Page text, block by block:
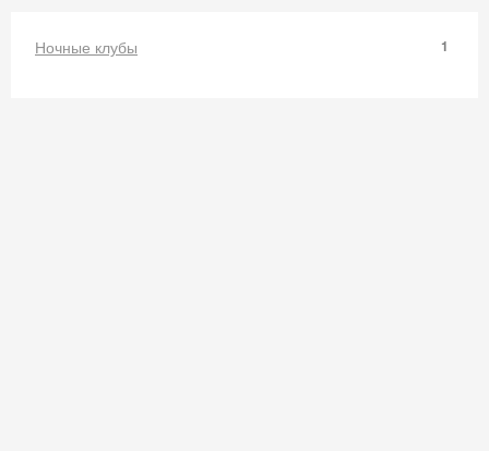
Ночные клубы 1